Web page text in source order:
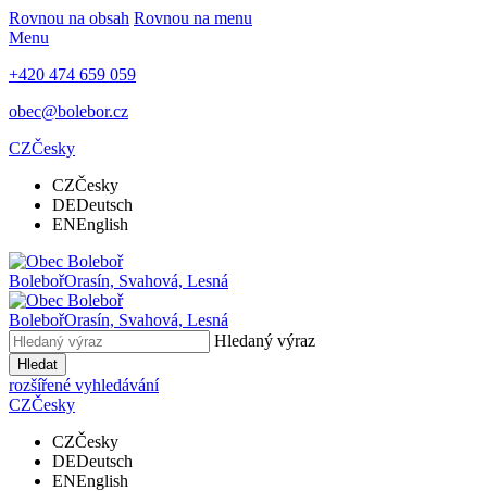
Rovnou na obsah Rovnou na menu
Menu
+420 474 659 059
obec@bolebor.cz
CZČesky
CZČesky
DEDeutsch
ENEnglish
BolebořOrasín, Svahová, Lesná
BolebořOrasín, Svahová, Lesná
Hledaný výraz
Hledat
rozšířené vyhledávání
CZČesky
CZČesky
DEDeutsch
ENEnglish